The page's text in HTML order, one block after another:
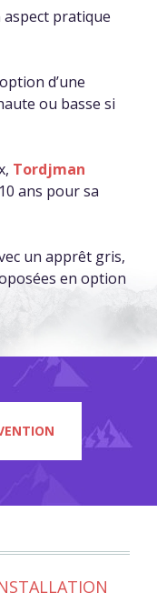
pratique
d’une
ou basse si
Tordjman
ans pour sa
un apprêt gris,
en option